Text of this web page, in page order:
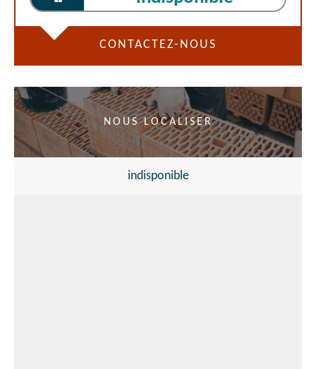
CONTACTEZ-NOUS
NOUS LOCALISER
indisponible